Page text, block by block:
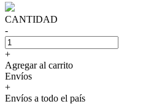
CANTIDAD
-
+
Agregar al carrito
Envíos
+
Envíos a todo el país